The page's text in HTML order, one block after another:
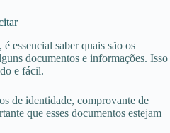
essencial saber quais são os
documentos e informações. Isso
e fácil.
de identidade, comprovante de
que esses documentos estejam